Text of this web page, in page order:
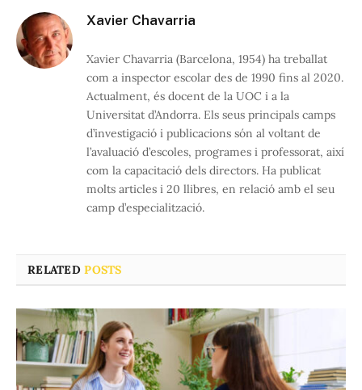
Xavier Chavarria
Xavier Chavarria (Barcelona, 1954) ha treballat
com a inspector escolar des de 1990 fins al 2020.
Actualment, és docent de la UOC i a la
Universitat d’Andorra. Els seus principals camps
d’investigació i publicacions són al voltant de
l’avaluació d’escoles, programes i professorat, així
com la capacitació dels directors. Ha publicat
molts articles i 20 llibres, en relació amb el seu
camp d’especialització.
RELATEDPOSTS